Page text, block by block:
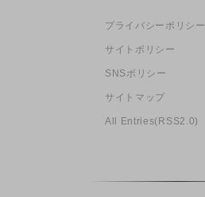
プライバシーポリシー
サイトポリシー
SNSポリシー
サイトマップ
All Entries(RSS2.0)